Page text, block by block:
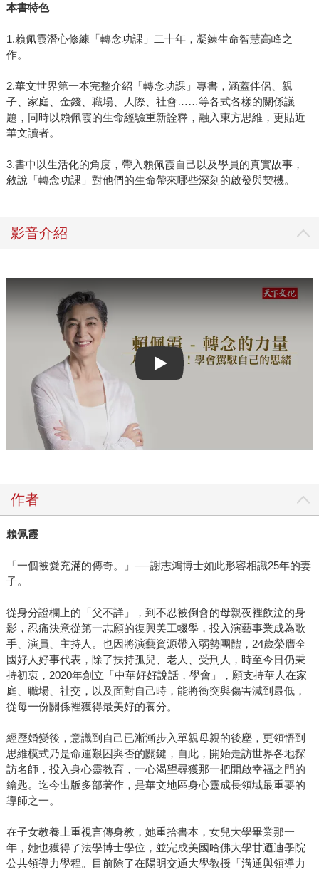
本書特色
1.賴佩霞潛心修練「轉念功課」二十年，凝鍊生命智慧高峰之
作。
2.華文世界第一本完整介紹「轉念功課」專書，涵蓋伴侶、親
子、家庭、金錢、職場、人際、社會……等各式各樣的關係議
題，同時以賴佩霞的生命經驗重新詮釋，融入東方思維，更貼近
華文讀者。
3.書中以生活化的角度，帶入賴佩霞自己以及學員的真實故事，
敘說「轉念功課」對他們的生命帶來哪些深刻的啟發與契機。
影音介紹
Play video
作者
賴佩霞
「一個被愛充滿的傳奇。」──謝志鴻博士如此形容相識25年的妻
子。
從身分證欄上的「父不詳」，到不忍被倒會的母親夜裡飲泣的身
影，忍痛決意從第一志願的復興美工輟學，投入演藝事業成為歌
手、演員、主持人。也因將演藝資源帶入弱勢團體，24歲榮膺全
國好人好事代表，除了扶持孤兒、老人、受刑人，時至今日仍秉
持初衷，2020年創立「中華好好說話，學會」，願支持華人在家
庭、職場、社交，以及面對自己時，能將衝突與傷害減到最低，
從每一份關係裡獲得最美好的養分。
經歷婚變後，意識到自己已漸漸步入單親母親的後塵，更領悟到
思維模式乃是命運艱困與否的關鍵，自此，開始走訪世界各地探
訪名師，投入身心靈教育，一心渴望尋獲那一把開啟幸福之門的
鑰匙。迄今出版多部著作，是華文地區身心靈成長領域最重要的
導師之一。
在子女教養上重視言傳身教，她重拾書本，女兒大學畢業那一
年，她也獲得了法學博士學位，並完成美國哈佛大學甘迺迪學院
公共領導力學程。目前除了在陽明交通大學教授「溝通與領導力